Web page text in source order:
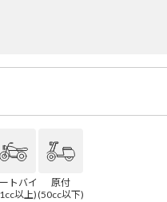
トバイ
以上)
原付
(50cc以下)